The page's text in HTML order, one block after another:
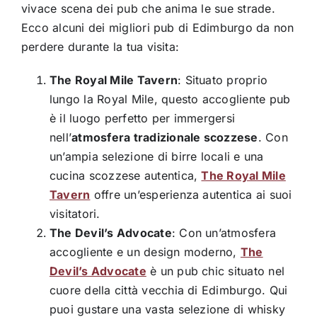
vivace scena dei pub che anima le sue strade.
Ecco alcuni dei migliori pub di Edimburgo da non
perdere durante la tua visita:
The Royal Mile Tavern: Situato proprio
lungo la Royal Mile, questo accogliente pub
è il luogo perfetto per immergersi
nell’atmosfera tradizionale scozzese. Con
un’ampia selezione di birre locali e una
cucina scozzese autentica,The Royal Mile
Tavern offre un’esperienza autentica ai suoi
visitatori.
The Devil’s Advocate: Con un’atmosfera
accogliente e un design moderno, The
Devil’s Advocate è un pub chic situato nel
cuore della città vecchia di Edimburgo. Qui
puoi gustare una vasta selezione di whisky